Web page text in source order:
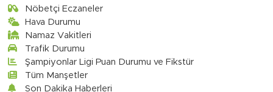
Nöbetçi Eczaneler
Hava Durumu
Namaz Vakitleri
Trafik Durumu
Şampiyonlar Ligi Puan Durumu ve Fikstür
Tüm Manşetler
Son Dakika Haberleri